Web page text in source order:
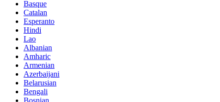
Basque
Catalan
Esperanto
Hindi
Lao
Albanian
Amharic
Armenian
Azerbaijani
Belarusian
Bengali
Bosnian